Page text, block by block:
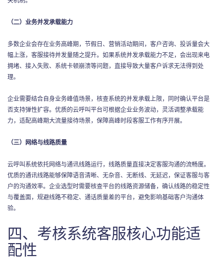
（二）业务并发承载能力
多数企业会存在业务高峰期，节假日、营销活动期间，客户咨询、投诉量会大
幅上涨，客服接待并发量随之提升。如果系统并发承载能力不足，会出现来电
拥堵、接入失败、系统卡顿崩溃等问题，直接导致大量客户诉求无法得到处
理。
企业需要结合自身业务峰值场景，核查系统的并发承载上限，同时确认平台是
否支持弹性扩容。优质的云呼叫平台可根据企业业务波动，灵活调整承载能
力，适配高峰期大流量接待场景，保障高峰时段客服工作有序开展。
（三）网络与线路质量
云呼叫系统依托网络与通讯线路运行，线路质量直接决定客服沟通的流畅度。
优质的通讯线路能够保障语音清晰、无杂音、无断线、无延迟，保证客服与客
户的沟通效率。企业选型时需要核查平台的线路资源储备，确认线路的稳定性
与覆盖面，规避线路不稳定、通话质量差的平台，避免影响基础客户沟通体
验。
四、考核系统客服核心功能适
配性